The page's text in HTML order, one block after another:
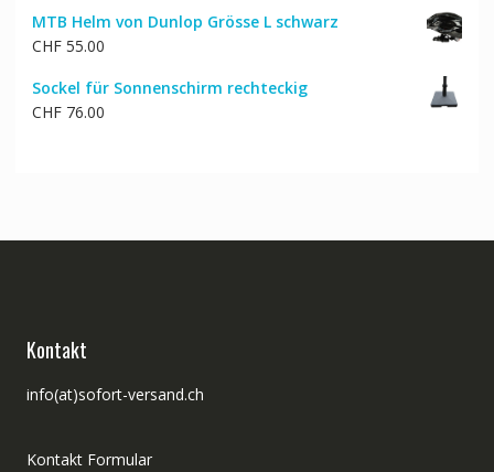
MTB Helm von Dunlop Grösse L schwarz
CHF55.00
Sockel für Sonnenschirm rechteckig
CHF76.00
Kontakt
info(at)sofort-versand.ch
Kontakt Formular